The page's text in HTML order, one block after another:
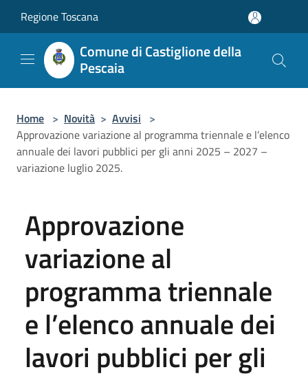
Regione Toscana
Comune di Castiglione della
Pescaia
Home > Novità > Avvisi >
Approvazione variazione al programma triennale e l’elenco
annuale dei lavori pubblici per gli anni 2025 – 2027 –
variazione luglio 2025.
Approvazione
variazione al
programma triennale
e l’elenco annuale dei
lavori pubblici per gli